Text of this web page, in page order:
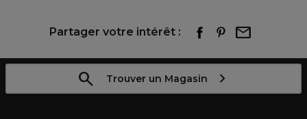
Partager votre intérêt :
Trouver un Magasin